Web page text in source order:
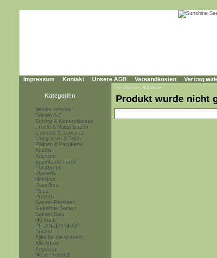
Impressum Kontakt Unsere AGB Versandkosten Vertrag
Kategorien
Wieder lieferbar!
Samen A-Z
Schling & Kletterpflanzen
Frucht & Nutzpflanzen
Gemüse & Gewürze
Mangroven & Teich
Palmen & Palmfarne
Acacia
Adenium
Baumfarne/Farne
Eucalyptus
Plumeria
Hibiskus
Passiflora
Musa
Proteen
Samen-Raritäten
Gekeimte Samen
Samen-Sets
Herkunft
PFLANZEN SHOP
Bücher
Alles für die Anzucht
Alle Artikel
Angebote
Neue Produkte
Sie sind hier: Startseite
Produkt wurde nicht